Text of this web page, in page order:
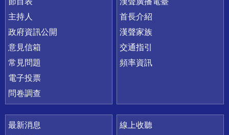
主持人
政府資訊公開
意見信箱
常見問題
電子投票
問卷調查
首長介紹
漢聲家族
交通指引
頻率資訊
最新消息
線上收聽